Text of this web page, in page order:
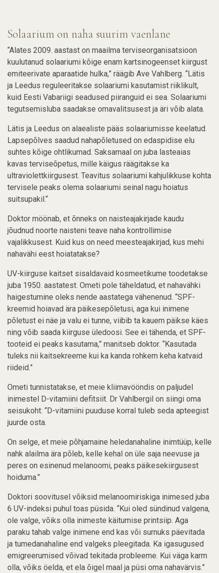
Solaarium on naha suurim vaenlane
“Alates 2009. aastast on maailma terviseorganisatsioon
kuulutanud solaariumi kõige enam kartsinogeenset kiirgust
emiteerivate aparaatide hulka,” räägib Ave Vahlberg. “Lätis
ja Leedus reguleeritakse solaariumi kasutamist riiklikult,
kuid Eesti Vabariigi seadused piiranguid ei sea. Solaariumi
tegutsemisluba saadakse omavalitsusest ja äri võib alata.
Lätis ja Leedus on alaealiste pääs solaariumisse keelatud.
Lapsepõlves saadud nahapõletused on edaspidise elu
suhtes kõige ohtlikumad. Saksamaal on juba lasteaias
kavas terviseõpetus, mille käigus räägitakse ka
ultraviolettkiirgusest. Teavitus solaariumi kahjulikkuse kohta
tervisele peaks olema solaariumi seinal nagu hoiatus
suitsupakil.“
Doktor möönab, et õnneks on naisteajakirjade kaudu
jõudnud noorte naisteni teave naha kontrollimise
vajalikkusest. Kuid kus on need meesteajakirjad, kus mehi
nahavähi eest hoiatatakse?
UV-kiirguse kaitset sisaldavaid kosmeetikume toodetakse
juba 1950. aastatest. Ometi pole täheldatud, et nahavähki
haigestumine oleks nende aastatega vähenenud. “SPF-
kreemid hoiavad ära päikesepõletusi, aga kui inimene
põletust ei näe ja valu ei tunne, viibib ta kauem päikse käes
ning võib saada kiirguse üledoosi. See ei tähenda, et SPF-
tooteid ei peaks kasutama,” manitseb doktor. “Kasutada
tuleks nii kaitsekreeme kui ka kanda rohkem keha katvaid
riideid.”
Ometi tunnistatakse, et meie kliimavööndis on paljudel
inimestel D-vitamiini defitsiit. Dr Vahlbergil on siingi oma
seisukoht: “D-vitamiini puuduse korral tuleb seda apteegist
juurde osta.
On selge, et meie põhjamaine heledanahaline inimtüüp, kelle
nahk alailma ära põleb, kelle kehal on üle saja neevuse ja
peres on esinenud melanoomi, peaks päikesekiirgusest
hoiduma.”
Doktori soovitusel võiksid melanoomiriskiga inimesed juba
6 UV-indeksi puhul toas püsida. “Kui oled sündinud valgena,
ole valge, võiks olla inimeste käitumise printsiip. Aga
paraku tahab valge inimene end kas või surnuks päevitada
ja tumedanahaline end valgeks pleegitada. Ka igasugused
emigreerumised võivad tekitada probleeme. Kui väga karm
olla, võiks öelda, et ela õigel maal ja püsi oma nahavärvis.”